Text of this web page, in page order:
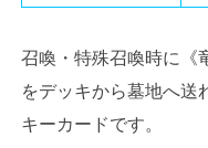
召喚・特殊召喚時に《
をデッキから墓地へ送
キーカードです。